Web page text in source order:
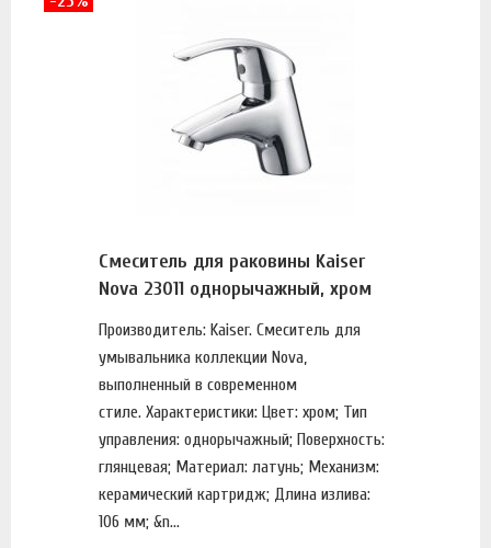
Смеситель для раковины Kaiser
Nova 23011 однорычажный, хром
Производитель: Kaiser. Смеситель для
умывальника коллекции Nova,
выполненный в современном
стиле. Характеристики: Цвет: хром; Тип
управления: однорычажный; Поверхность:
глянцевая; Материал: латунь; Механизм:
керамический картридж; Длина излива:
106 мм; &n...